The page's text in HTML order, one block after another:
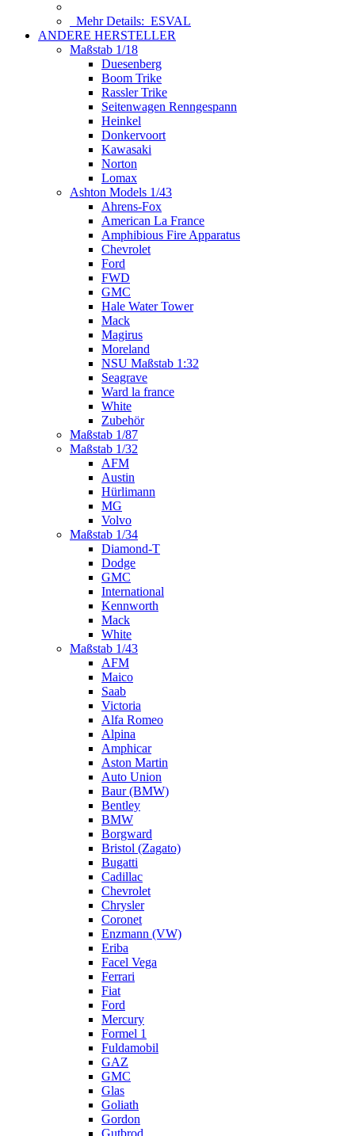
Mehr Details: ESVAL
ANDERE HERSTELLER
Maßstab 1/18
Duesenberg
Boom Trike
Rassler Trike
Seitenwagen Renngespann
Heinkel
Donkervoort
Kawasaki
Norton
Lomax
Ashton Models 1/43
Ahrens-Fox
American La France
Amphibious Fire Apparatus
Chevrolet
Ford
FWD
GMC
Hale Water Tower
Mack
Magirus
Moreland
NSU Maßstab 1:32
Seagrave
Ward la france
White
Zubehör
Maßstab 1/87
Maßstab 1/32
AFM
Austin
Hürlimann
MG
Volvo
Maßstab 1/34
Diamond-T
Dodge
GMC
International
Kennworth
Mack
White
Maßstab 1/43
AFM
Maico
Saab
Victoria
Alfa Romeo
Alpina
Amphicar
Aston Martin
Auto Union
Baur (BMW)
Bentley
BMW
Borgward
Bristol (Zagato)
Bugatti
Cadillac
Chevrolet
Chrysler
Coronet
Enzmann (VW)
Eriba
Facel Vega
Ferrari
Fiat
Ford
Mercury
Formel 1
Fuldamobil
GAZ
GMC
Glas
Goliath
Gordon
Gutbrod